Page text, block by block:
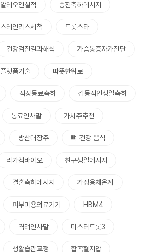
알테오젠실적 승진축하메시지
스테인리스세척 트롯스타
건강검진결과해석 가슴통증자가진단
플랫폼기술 따뜻한위로
직장동료축하 감동적인생일축하
동료인사말 가치주추천
방산대장주 뼈 건강 음식
리가켐바이오 친구생일메시지
결혼축하메시지 가정용체온계
피부미용의료기기 HBM4
격려인사말 미스터트롯3
생활습관교정 합곡혈지압